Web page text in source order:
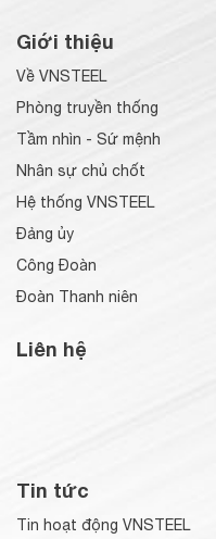
Giới thiệu
Về VNSTEEL
Phòng truyền thống
Tầm nhìn - Sứ mệnh
Nhân sự chủ chốt
Hệ thống VNSTEEL
Đảng ủy
Công Đoàn
Đoàn Thanh niên
Liên hệ
Tin tức
Tin hoạt động VNSTEEL